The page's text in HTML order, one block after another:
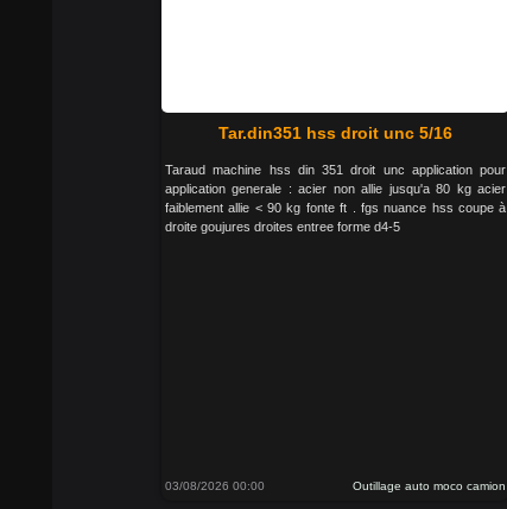
Tar.din351 hss droit unc 5/16
Taraud machine hss din 351 droit unc application pour
application generale : acier non allie jusqu'a 80 kg acier
faiblement allie < 90 kg fonte ft . fgs nuance hss coupe à
droite goujures droites entree forme d4-5
03/08/2026 00:00 Outillage auto moco camion